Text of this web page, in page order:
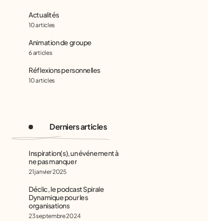
Actualités
10 articles
Animation de groupe
6 articles
Réflexions personnelles
10 articles
Derniers articles
Inspiration(s), un événement à
ne pas manquer
21 janvier 2025
Déclic , le podcast Spirale
Dynamique pour les
organisations
23 septembre 2024